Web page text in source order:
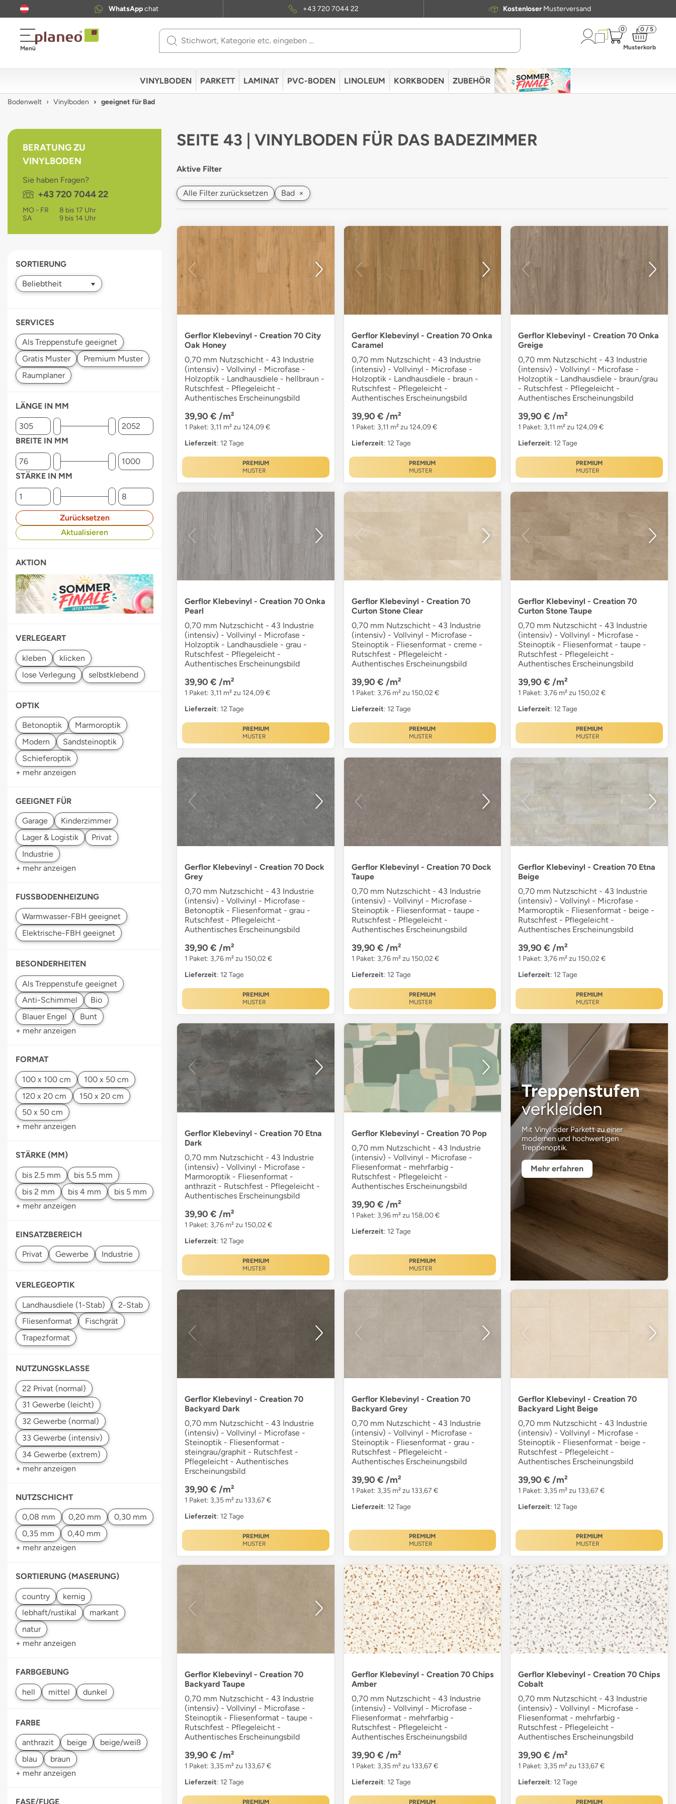
WhatsAppchat +43 720 7044 22 Kostenloser Musterversand
Menü
Use
down
Press
selected
search
Touch
can
use
touch
gestures.
0 0 / 5
Musterkorb
VINYLBODEN PARKETT LAMINAT PVC-BODEN LINOLEUM KORKBODEN ZUBEHÖR
Bodenwelt Vinylboden geeignet für Bad
BERATUNG ZU
VINYLBODEN
Sie haben Fragen?
Telefon:
+43 720 7044 22
MO - FR
8 bis 17 Uhr
SA
9 bis 14 Uhr
SORTIERUNG
SERVICES
LÄNGE IN MM
BREITE IN MM
STÄRKE IN MM
Zurücksetzen
Aktualisieren
AKTION
VERLEGEART
OPTIK
+ mehr anzeigen
GEEIGNET FÜR
+ mehr anzeigen
FUSSBODENHEIZUNG
BESONDERHEITEN
+ mehr anzeigen
FORMAT
+ mehr anzeigen
STÄRKE (MM)
+ mehr anzeigen
EINSATZBEREICH
VERLEGEOPTIK
NUTZUNGSKLASSE
+ mehr anzeigen
NUTZSCHICHT
+ mehr anzeigen
SORTIERUNG (MASERUNG)
+ mehr anzeigen
FARBGEBUNG
FARBE
+ mehr anzeigen
FASE/FUGE
SEITE 43 | VINYLBODEN FÜR DAS BADEZIMMER
Aktive Filter
Alle Filter zurücksetzen Bad ×
Gerflor Klebevinyl - Creation 70 City
Oak Honey
0,70 mm Nutzschicht - 43 Industrie
(intensiv) - Vollvinyl - Microfase -
Holzoptik - Landhausdiele - hellbraun -
Rutschfest - Pflegeleicht -
Authentisches Erscheinungsbild
39,90 € /m²
1 Paket: 3,11 m² zu 124,09 €
Lieferzeit: 12 Tage
PREMIUM
MUSTER
Gerflor Klebevinyl - Creation 70 Onka
Caramel
0,70 mm Nutzschicht - 43 Industrie
(intensiv) - Vollvinyl - Microfase -
Holzoptik - Landhausdiele - braun -
Rutschfest - Pflegeleicht -
Authentisches Erscheinungsbild
39,90 € /m²
1 Paket: 3,11 m² zu 124,09 €
Lieferzeit: 12 Tage
PREMIUM
MUSTER
Gerflor Klebevinyl - Creation 70 Onka
Greige
0,70 mm Nutzschicht - 43 Industrie
(intensiv) - Vollvinyl - Microfase -
Holzoptik - Landhausdiele - braun/grau
- Rutschfest - Pflegeleicht -
Authentisches Erscheinungsbild
39,90 € /m²
1 Paket: 3,11 m² zu 124,09 €
Lieferzeit: 12 Tage
PREMIUM
MUSTER
Gerflor Klebevinyl - Creation 70 Onka
Pearl
0,70 mm Nutzschicht - 43 Industrie
(intensiv) - Vollvinyl - Microfase -
Holzoptik - Landhausdiele - grau -
Rutschfest - Pflegeleicht -
Authentisches Erscheinungsbild
39,90 € /m²
1 Paket: 3,11 m² zu 124,09 €
Lieferzeit: 12 Tage
PREMIUM
MUSTER
Gerflor Klebevinyl - Creation 70
Curton Stone Clear
0,70 mm Nutzschicht - 43 Industrie
(intensiv) - Vollvinyl - Microfase -
Steinoptik - Fliesenformat - creme -
Rutschfest - Pflegeleicht -
Authentisches Erscheinungsbild
39,90 € /m²
1 Paket: 3,76 m² zu 150,02 €
Lieferzeit: 12 Tage
PREMIUM
MUSTER
Gerflor Klebevinyl - Creation 70
Curton Stone Taupe
0,70 mm Nutzschicht - 43 Industrie
(intensiv) - Vollvinyl - Microfase -
Steinoptik - Fliesenformat - taupe -
Rutschfest - Pflegeleicht -
Authentisches Erscheinungsbild
39,90 € /m²
1 Paket: 3,76 m² zu 150,02 €
Lieferzeit: 12 Tage
PREMIUM
MUSTER
Gerflor Klebevinyl - Creation 70 Dock
Grey
0,70 mm Nutzschicht - 43 Industrie
(intensiv) - Vollvinyl - Microfase -
Betonoptik - Fliesenformat - grau -
Rutschfest - Pflegeleicht -
Authentisches Erscheinungsbild
39,90 € /m²
1 Paket: 3,76 m² zu 150,02 €
Lieferzeit: 12 Tage
PREMIUM
MUSTER
Gerflor Klebevinyl - Creation 70 Dock
Taupe
0,70 mm Nutzschicht - 43 Industrie
(intensiv) - Vollvinyl - Microfase -
Steinoptik - Fliesenformat - taupe -
Rutschfest - Pflegeleicht -
Authentisches Erscheinungsbild
39,90 € /m²
1 Paket: 3,76 m² zu 150,02 €
Lieferzeit: 12 Tage
PREMIUM
MUSTER
Gerflor Klebevinyl - Creation 70 Etna
Beige
0,70 mm Nutzschicht - 43 Industrie
(intensiv) - Vollvinyl - Microfase -
Marmoroptik - Fliesenformat - beige -
Rutschfest - Pflegeleicht -
Authentisches Erscheinungsbild
39,90 € /m²
1 Paket: 3,76 m² zu 150,02 €
Lieferzeit: 12 Tage
PREMIUM
MUSTER
Gerflor Klebevinyl - Creation 70 Etna
Dark
0,70 mm Nutzschicht - 43 Industrie
(intensiv) - Vollvinyl - Microfase -
Marmoroptik - Fliesenformat -
anthrazit - Rutschfest - Pflegeleicht -
Authentisches Erscheinungsbild
39,90 € /m²
1 Paket: 3,76 m² zu 150,02 €
Lieferzeit: 12 Tage
PREMIUM
MUSTER
Gerflor Klebevinyl - Creation 70 Pop
0,70 mm Nutzschicht - 43 Industrie
(intensiv) - Vollvinyl - Microfase -
Fliesenformat - mehrfarbig -
Rutschfest - Pflegeleicht -
Authentisches Erscheinungsbild
39,90 € /m²
1 Paket: 3,96 m² zu 158,00 €
Lieferzeit: 12 Tage
PREMIUM
MUSTER
Treppenstufen
verkleiden
Mit Vinyl oder Parkett zu einer
modernen und hochwertigen
Treppenoptik.
Mehr erfahren
Gerflor Klebevinyl - Creation 70
Backyard Dark
0,70 mm Nutzschicht - 43 Industrie
(intensiv) - Vollvinyl - Microfase -
Steinoptik - Fliesenformat -
steingrau/graphit - Rutschfest -
Pflegeleicht - Authentisches
Erscheinungsbild
39,90 € /m²
1 Paket: 3,35 m² zu 133,67 €
Lieferzeit: 12 Tage
PREMIUM
MUSTER
Gerflor Klebevinyl - Creation 70
Backyard Grey
0,70 mm Nutzschicht - 43 Industrie
(intensiv) - Vollvinyl - Microfase -
Steinoptik - Fliesenformat - grau -
Rutschfest - Pflegeleicht -
Authentisches Erscheinungsbild
39,90 € /m²
1 Paket: 3,35 m² zu 133,67 €
Lieferzeit: 12 Tage
PREMIUM
MUSTER
Gerflor Klebevinyl - Creation 70
Backyard Light Beige
0,70 mm Nutzschicht - 43 Industrie
(intensiv) - Vollvinyl - Microfase -
Steinoptik - Fliesenformat - beige -
Rutschfest - Pflegeleicht -
Authentisches Erscheinungsbild
39,90 € /m²
1 Paket: 3,35 m² zu 133,67 €
Lieferzeit: 12 Tage
PREMIUM
MUSTER
Gerflor Klebevinyl - Creation 70
Backyard Taupe
0,70 mm Nutzschicht - 43 Industrie
(intensiv) - Vollvinyl - Microfase -
Steinoptik - Fliesenformat - taupe -
Rutschfest - Pflegeleicht -
Authentisches Erscheinungsbild
39,90 € /m²
1 Paket: 3,35 m² zu 133,67 €
Lieferzeit: 12 Tage
PREMIUM
Gerflor Klebevinyl - Creation 70 Chips
Amber
0,70 mm Nutzschicht - 43 Industrie
(intensiv) - Vollvinyl - Microfase -
Fliesenformat - mehrfarbig -
Rutschfest - Pflegeleicht -
Authentisches Erscheinungsbild
39,90 € /m²
1 Paket: 3,35 m² zu 133,67 €
Lieferzeit: 12 Tage
PREMIUM
Gerflor Klebevinyl - Creation 70 Chips
Cobalt
0,70 mm Nutzschicht - 43 Industrie
(intensiv) - Vollvinyl - Microfase -
Fliesenformat - mehrfarbig -
Rutschfest - Pflegeleicht -
Authentisches Erscheinungsbild
39,90 € /m²
1 Paket: 3,35 m² zu 133,67 €
Lieferzeit: 12 Tage
PREMIUM